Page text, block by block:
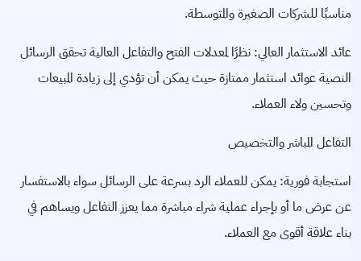
مناسبًا للشركات الصغيرة والمتوسطة.
عائد الاستثمار العالي: نظرًا لمعدلات الفتح والتفاعل العالية تحقق الرسائل
النصية عوائد استثمار ممتازة حيث يمكن أن تؤدي إلى زيادة المبيعات
وتحسين ولاء العملاء.
التفاعل المباشر والتخصيص
استجابة فورية: يمكن للعملاء الرد بسرعة على الرسائل سواء بالاستفسار
عن عرض ما أو بإجراء عملية شراء مباشرة مما يعزز التفاعل ويساهم في
بناء علاقة أقوى مع العملاء.